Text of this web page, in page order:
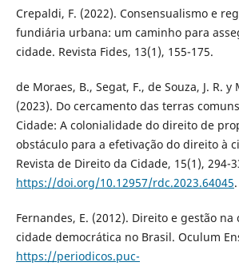
Crepaldi, F. (2022). Consensualismo e
fundiária urbana: um caminho para
cidade. Revista Fides, 13(1), 155-175.
de Moraes, B., Segat, F., de Souza, J. R. y
(2023). Do cercamento das terras
Cidade: A colonialidade do direito de
obstáculo para a efetivação do direito à
Revista de Direito da Cidade, 15(1), 294-
https://doi.org/10.12957/rdc.2023.64045.
Fernandes, E. (2012). Direito e gestão na
cidade democrática no Brasil. Oculum
https://periodicos.puc-